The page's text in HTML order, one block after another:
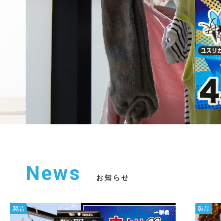
News お知らせ
製品 製品